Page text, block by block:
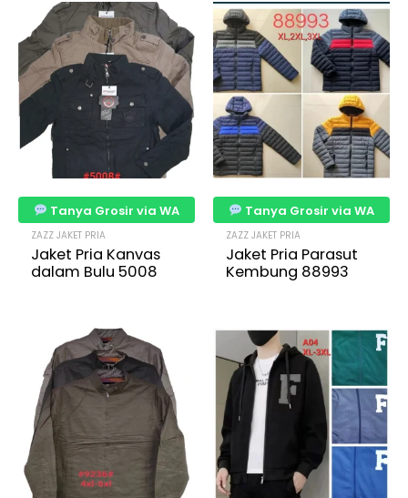
Tanya Grosir via WA
ZAZZ JAKET PRIA
Jaket Pria Kanvas
dalam Bulu 5008
Tanya Grosir via WA
ZAZZ JAKET PRIA
Jaket Pria Parasut
Kembung 88993